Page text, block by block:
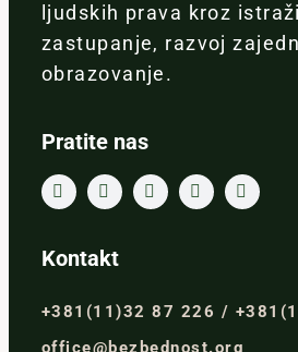
ljudskih prava kroz
zastupanje, razvoj
obrazovanje.
Pratite nas
Kontakt
+381(11)32 87 226 /
office@bezbednost.org